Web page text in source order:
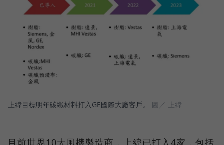
上緯目標明年碳纖材料打入GE國際大廠客戶。 圖／ 上緯
目前世界10大風機製造商，上緯已打入4家，包括